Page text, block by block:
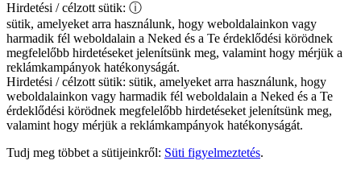
Hirdetési / célzott sütik: ⓘ
sütik, amelyeket arra használunk, hogy weboldalainkon vagy
harmadik fél weboldalain a Neked és a Te érdeklődési körödnek
megfelelőbb hirdetéseket jelenítsünk meg, valamint hogy mérjük a
reklámkampányok hatékonyságát.
Hirdetési / célzott sütik: sütik, amelyeket arra használunk, hogy
weboldalainkon vagy harmadik fél weboldalain a Neked és a Te
érdeklődési körödnek megfelelőbb hirdetéseket jelenítsünk meg,
valamint hogy mérjük a reklámkampányok hatékonyságát.
Tudj meg többet a sütijeinkről: Süti figyelmeztetés.